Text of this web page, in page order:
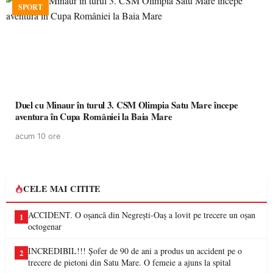
SPORT
Duel cu Minaur în turul 3. CSM Olimpia Satu Mare începe
aventura în Cupa României la Baia Mare
acum 10 ore
CELE MAI CITITE
1 ACCIDENT. O oșancă din Negrești-Oaș a lovit pe trecere un oșan
octogenar
2 INCREDIBIL!!! Șofer de 90 de ani a produs un accident pe o
trecere de pietoni din Satu Mare. O femeie a ajuns la spital